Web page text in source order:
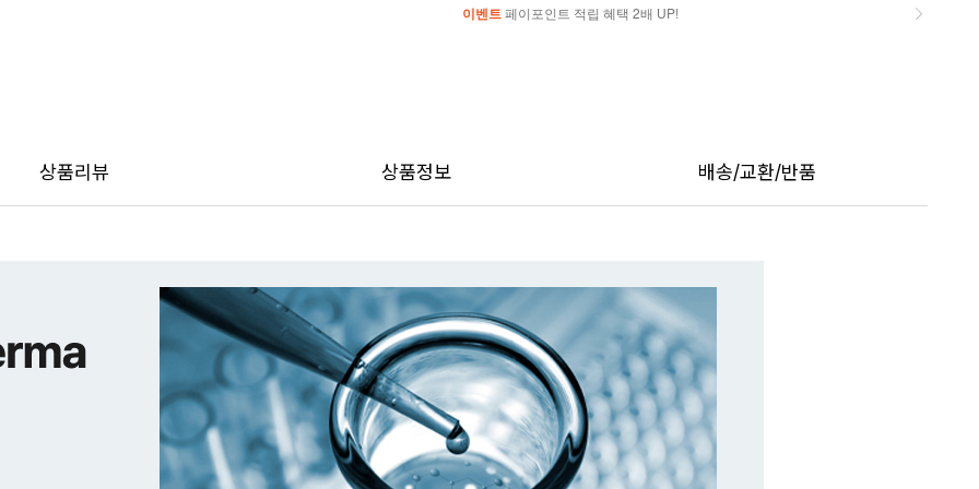
이벤트페이포인트 적립 혜택 2배 UP!
상품리뷰 상품정보 배송/교환/반품